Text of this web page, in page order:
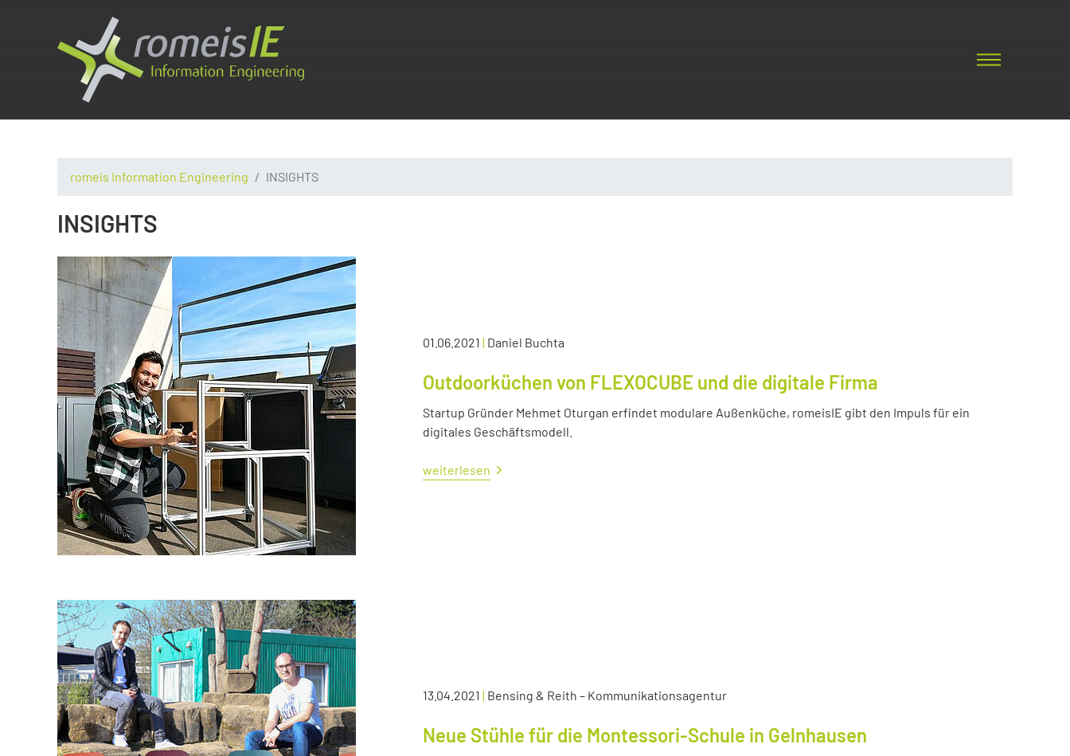
romeis Information Engineering INSIGHTS
INSIGHTS
01.06.2021 | Daniel Buchta
Outdoorküchen von FLEXOCUBE und die digitale Firma
Startup Gründer Mehmet Oturgan erfindet modulare Außenküche, romeisIE gibt den Impuls für ein
digitales Geschäftsmodell.
weiterlesen
13.04.2021 | Bensing & Reith – Kommunikationsagentur
Neue Stühle für die Montessori-Schule in Gelnhausen